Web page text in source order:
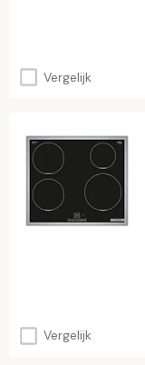
Vergelijk
Vergelijk